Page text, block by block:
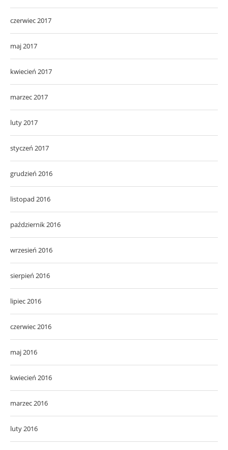
czerwiec 2017
maj 2017
kwiecień 2017
marzec 2017
luty 2017
styczeń 2017
grudzień 2016
listopad 2016
październik 2016
wrzesień 2016
sierpień 2016
lipiec 2016
czerwiec 2016
maj 2016
kwiecień 2016
marzec 2016
luty 2016